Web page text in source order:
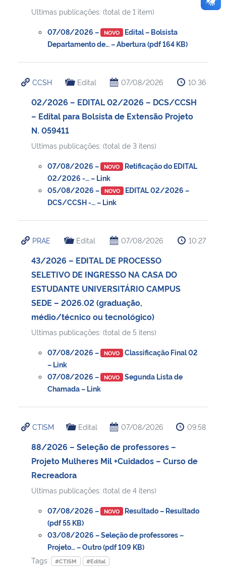
Ultimas publicações: (total de 1 item)
07/08/2026 – NOVO Edital – Bolsista
Departamento de… – Abertura (pdf 164 KB)
CCSH Edital 07/08/2026 10:36
02/2026 – EDITAL 02/2026 – DCS/CCSH
– Edital para Bolsista de Extensão Projeto
N. 059411
Ultimas publicações: (total de 3 itens)
07/08/2026 – NOVO Retificação do EDITAL
02/2026 -… – Link
05/08/2026 –
NOVO EDITAL 02/2026 –
DCS/CCSH -… – Link
PRAE Edital 07/08/2026 10:27
43/2026 – EDITAL DE PROCESSO
SELETIVO DE INGRESSO NA CASA DO
ESTUDANTE UNIVERSITÁRIO CAMPUS
SEDE – 2026.02 (graduação,
médio/técnico ou tecnológico)
Ultimas publicações: (total de 5 itens)
07/08/2026 – NOVO Classificação Final 02
– Link
07/08/2026 –
NOVO Segunda Lista de
Chamada – Link
CTISM Edital 07/08/2026 09:58
88/2026 – Seleção de professores –
Projeto Mulheres Mil +Cuidados – Curso de
Recreadora
Ultimas publicações: (total de 4 itens)
07/08/2026 – NOVO Resultado – Resultado
(pdf 55 KB)
03/08/2026 – Seleção de professores –
Projeto… – Outro (pdf 109 KB)
Tags:
#CTISM #Edital